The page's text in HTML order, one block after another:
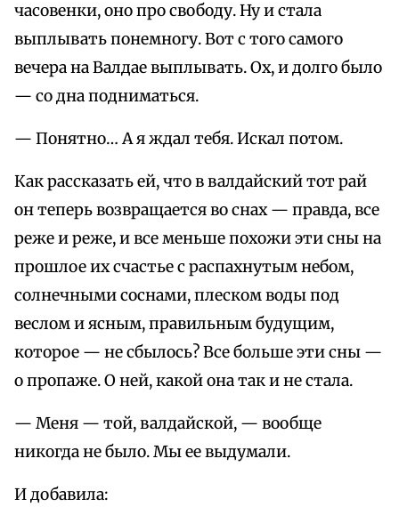
часовенки, оно про свободу. Ну и стала
выплывать понемногу. Вот с того самого
вечера на Валдае выплывать. Ох, и долго было
— со дна подниматься.
— Понятно… А я ждал тебя. Искал потом.
Как рассказать ей, что в валдайский тот рай
он теперь возвращается во снах — правда, все
реже и реже, и все меньше похожи эти сны на
прошлое их счастье с распахнутым небом,
солнечными соснами, плеском воды под
веслом и ясным, правильным будущим,
которое — не сбылось? Все больше эти сны —
о пропаже. О ней, какой она так и не стала.
— Меня — той, валдайской, — вообще
никогда не было. Мы ее выдумали.
И добавила: